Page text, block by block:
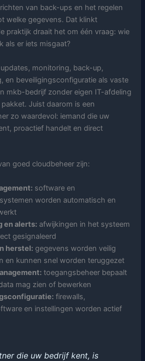
van back-ups en het regelen
welke gegevens. Dat klinkt
praktijk draait het om één vraag: wie
als er iets misgaat?
updates, monitoring, back-up,
en beveiligingsconfiguratie als vaste
mkb-bedrijf zonder eigen IT-afdeling
Juist daarom is een
zo waardevol: iemand die uw
proactief handelt en direct
goed cloudbeheer zijn:
software en
worden automatisch en
en alerts: afwijkingen in het systeem
gesignaleerd
herstel: gegevens worden veilig
en kunnen snel worden teruggezet
toegangsbeheer bepaalt
mag zien of bewerken
firewalls,
en instellingen worden actief
die uw bedrijf kent, is